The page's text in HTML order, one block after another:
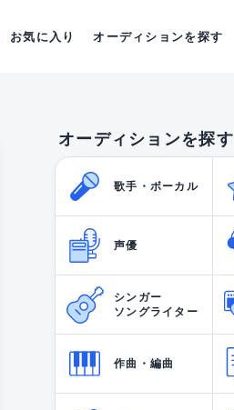
お気に入り オーディションを探す
オーディションを探す
歌手・ボーカル
声優
シンガー
ソングライター
作曲・編曲